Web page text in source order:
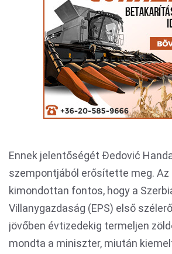
Ennek jelentőségét Đedović
szempontjából erősítette meg. Az
kimondottan fontos, hogy a
Villanygazdaság (EPS) első
jövőben évtizedekig termeljen
mondta a miniszter, miután